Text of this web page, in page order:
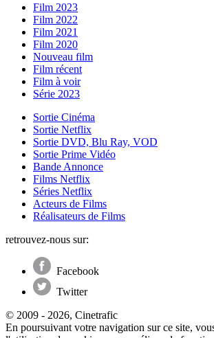
Film 2023
Film 2022
Film 2021
Film 2020
Nouveau film
Film récent
Film à voir
Série 2023
Sortie Cinéma
Sortie Netflix
Sortie DVD, Blu Ray, VOD
Sortie Prime Vidéo
Bande Annonce
Films Netflix
Séries Netflix
Acteurs de Films
Réalisateurs de Films
retrouvez-nous sur:
Facebook
Twitter
© 2009 - 2026, Cinetrafic
En poursuivant votre navigation sur ce site,